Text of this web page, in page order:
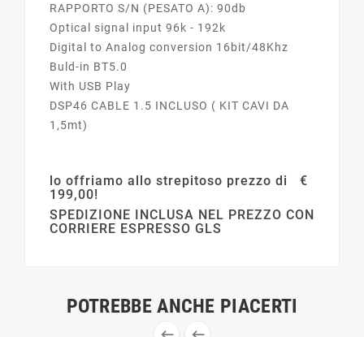
RAPPORTO S/N (PESATO A): 90db
Optical signal input 96k - 192k
Digital to Analog conversion 16bit/48Khz
Buld-in BT5.0
With USB Play
DSP46 CABLE 1.5 INCLUSO ( KIT CAVI DA
1,5mt)
lo offriamo allo strepitoso prezzo di €
199,00!
SPEDIZIONE INCLUSA NEL PREZZO CON
CORRIERE ESPRESSO GLS
POTREBBE ANCHE PIACERTI